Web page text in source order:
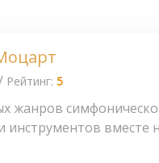
Рейтинг: 5
жанров
инструментов вместе